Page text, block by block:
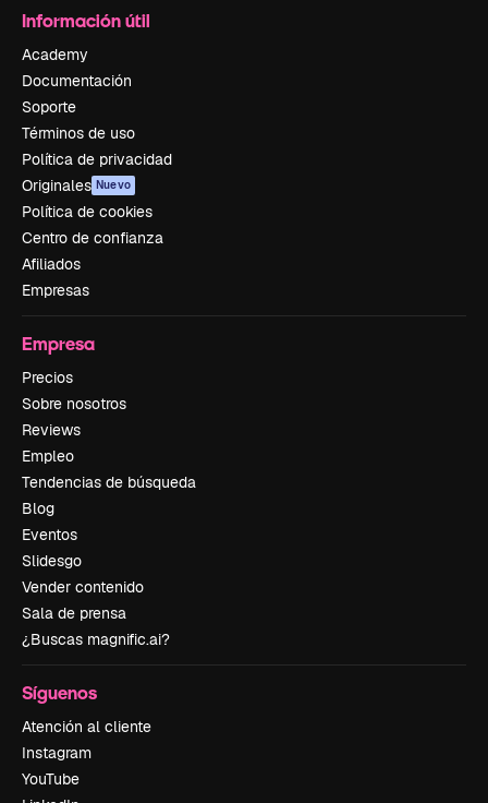
Información útil
Academy
Documentación
Soporte
Términos de uso
Política de privacidad
Originales Nuevo
Política de cookies
Centro de confianza
Afiliados
Empresas
Empresa
Precios
Sobre nosotros
Reviews
Empleo
Tendencias de búsqueda
Blog
Eventos
Slidesgo
Vender contenido
Sala de prensa
¿Buscas magnific.ai?
Síguenos
Atención al cliente
Instagram
YouTube